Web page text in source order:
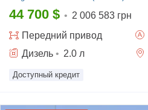
44 700 $ • 2 006 583 грн
Передний привод
Дизель • 2.0 л
Доступный кредит